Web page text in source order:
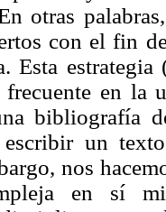
otras
con el fin
Esta
frecuente en la
bibliografía
escribir un
nos
en sí